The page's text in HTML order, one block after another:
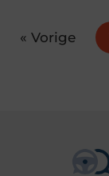
« Vorige